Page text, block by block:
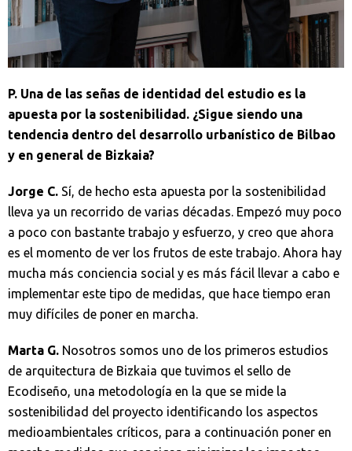
P. Una de las señas de identidad del estudio es la
apuesta por la sostenibilidad. ¿Sigue siendo una
tendencia dentro del desarrollo urbanístico de Bilbao
y en general de Bizkaia?
Jorge C. Sí, de hecho esta apuesta por la sostenibilidad
lleva ya un recorrido de varias décadas. Empezó muy poco
a poco con bastante trabajo y esfuerzo, y creo que ahora
es el momento de ver los frutos de este trabajo. Ahora hay
mucha más conciencia social y es más fácil llevar a cabo e
implementar este tipo de medidas, que hace tiempo eran
muy difíciles de poner en marcha.
Marta G. Nosotros somos uno de los primeros estudios
de arquitectura de Bizkaia que tuvimos el sello de
Ecodiseño, una metodología en la que se mide la
sostenibilidad del proyecto identificando los aspectos
medioambientales críticos, para a continuación poner en